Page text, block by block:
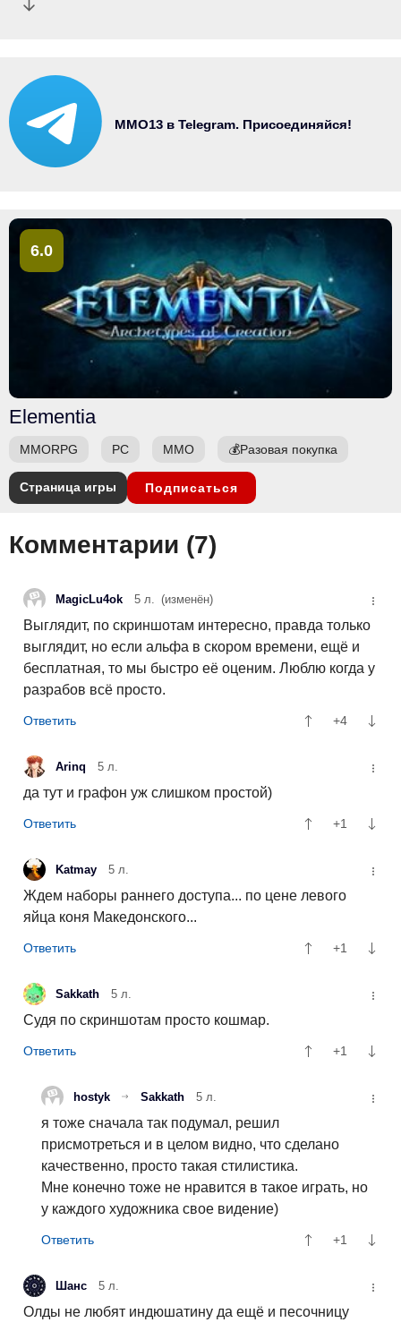
MMO13 в Telegram. Присоединяйся!
6.0
Elementia
MMORPG PC ММО 💰Разовая покупка
Страница игры Подписаться
Комментарии (7)
MagicLu4ok 5 л. (изменён)
Выглядит, по скриншотам интересно, правда только
выглядит, но если альфа в скором времени, ещё и
бесплатная, то мы быстро её оценим. Люблю когда у
разрабов всё просто.
+4
Arinq 5 л.
да тут и графон уж слишком простой)
+1
Katmay 5 л.
Ждем наборы раннего доступа... по цене левого
яйца коня Македонского...
+1
Sakkath 5 л.
Судя по скриншотам просто кошмар.
+1
hostyk Sakkath 5 л.
я тоже сначала так подумал, решил
присмотреться и в целом видно, что сделано
качественно, просто такая стилистика.
Мне конечно тоже не нравится в такое играть, но
у каждого художника свое видение)
+1
Шанс 5 л.
Олды не любят индюшатину да ещё и песочницу